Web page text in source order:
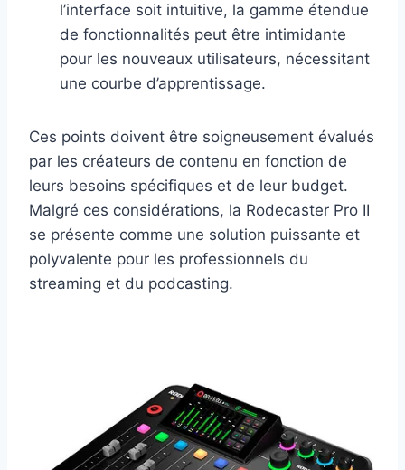
l’interface soit intuitive, la gamme étendue
de fonctionnalités peut être intimidante
pour les nouveaux utilisateurs, nécessitant
une courbe d’apprentissage.
Ces points doivent être soigneusement évalués
par les créateurs de contenu en fonction de
leurs besoins spécifiques et de leur budget.
Malgré ces considérations, la Rodecaster Pro II
se présente comme une solution puissante et
polyvalente pour les professionnels du
streaming et du podcasting.